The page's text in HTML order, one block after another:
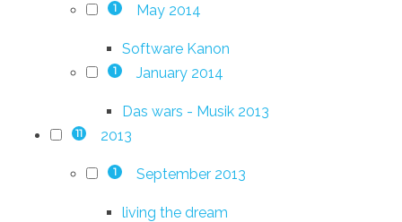
1 May 2014
Software Kanon
1 January 2014
Das wars - Musik 2013
11 2013
1 September 2013
living the dream